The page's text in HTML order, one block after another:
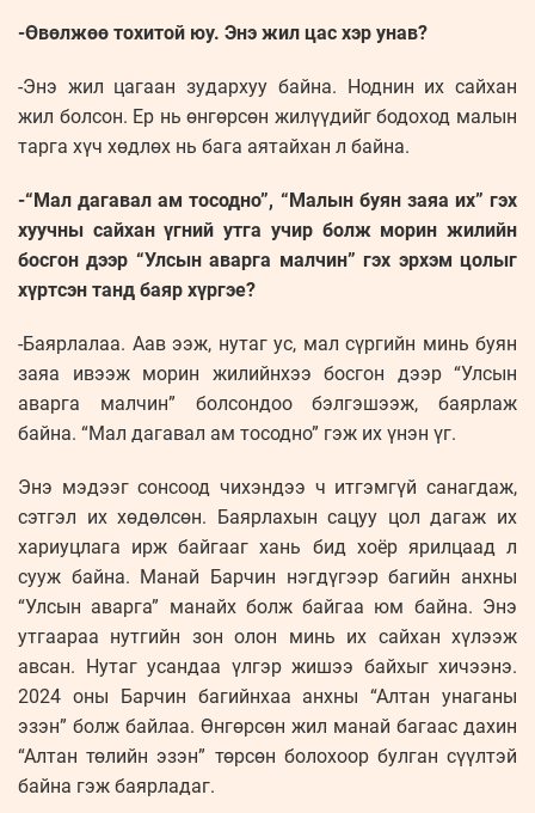
-Өвөлжөө тохитой юу. Энэ жил цас хэр унав?
-Энэ жил цагаан зудархуу байна. Ноднин их сайхан
жил болсон. Ер нь өнгөрсөн жилүүдийг бодоход малын
тарга хүч хөдлөх нь бага аятайхан л байна.
-“Мал дагавал ам тосодно”, “Малын буян заяа их” гэх
хуучны сайхан үгний утга учир болж морин жилийн
босгон дээр “Улсын аварга малчин” гэх эрхэм цолыг
хүртсэн танд баяр хүргэе?
-Баярлалаа. Аав ээж, нутаг ус, мал сүргийн минь буян
заяа ивээж морин жилийнхээ босгон дээр “Улсын
аварга малчин” болсондоо бэлгэшээж, баярлаж
байна. “Мал дагавал ам тосодно” гэж их үнэн үг.
Энэ мэдээг сонсоод чихэндээ ч итгэмгүй санагдаж,
сэтгэл их хөдөлсөн. Баярлахын сацуу цол дагаж их
хариуцлага ирж байгааг хань бид хоёр ярилцаад л
сууж байна. Манай Барчин нэгдүгээр багийн анхны
“Улсын аварга” манайх болж байгаа юм байна. Энэ
утгаараа нутгийн зон олон минь их сайхан хүлээж
авсан. Нутаг усандаа үлгэр жишээ байхыг хичээнэ.
2024 оны Барчин багийнхаа анхны “Алтан унаганы
эзэн” болж байлаа. Өнгөрсөн жил манай багаас дахин
“Алтан төлийн эзэн” төрсөн болохоор булган сүүлтэй
байна гэж баярладаг.